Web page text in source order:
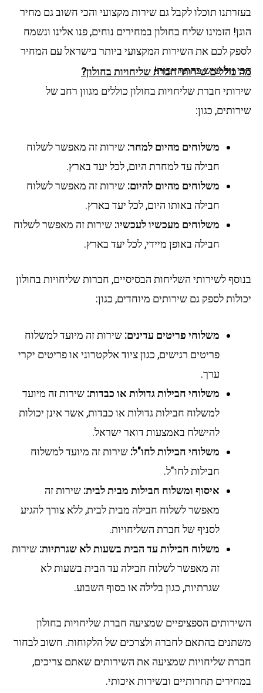
תוכלו לקבל גם שירות מקצועי והכי חשוב גם מחיר
הזמינו שליח בחולון במחירים נוחים, פנו אלינו ונשמח
לכם את השירות המקצועי ביותר בישראל עם המחיר
זול שיש בהתחייבות!
כוללים שירותי חברת שליחויות בחולון?
חברת שליחויות בחולון כוללים מגוון רחב של
כגון:
משלוחים מהיום למחר:שירות זה מאפשר לשלוח
חבילה עד למחרת היום, לכל יעד בארץ.
משלוחים מהיום להיום:שירות זה מאפשר לשלוח
חבילה באותו היום, לכל יעד בארץ.
משלוחים מעכשיו לעכשיו:שירות זה מאפשר לשלוח
חבילה באופן מיידי, לכל יעד בארץ.
לשירותי השליחות הבסיסיים, חברות שליחויות בחולון
לספק גם שירותים מיוחדים, כגון:
משלוחי פריטים עדינים:שירות זה מיועד למשלוח
פריטים רגישים, כגון ציוד אלקטרוני או פריטים יקרי
משלוחי חבילות גדולות או כבדות:שירות זה מיועד
למשלוח חבילות גדולות או כבדות, אשר אינן יכולות
להישלח באמצעות דואר ישראל.
משלוחי חבילות לחו"ל:שירות זה מיועד למשלוח
חבילות לחו"ל.
איסוף ומשלוח חבילות מבית לבית:שירות זה
מאפשר לשלוח חבילה מבית לבית, ללא צורך להגיע
לסניף של חברת השליחויות.
משלוח חבילות עד הבית בשעות לא שגרתיות:שירות
זה מאפשר לשלוח חבילה עד הבית בשעות לא
שגרתיות, כגון בלילה או בסוף השבוע.
הספציפיים שמציעה חברת שליחויות בחולון
בהתאם לחברה ולצרכים של הלקוחות. חשוב לבחור
שליחויות שמציעה את השירותים שאתם צריכים,
תחרותיים ובשירות איכותי.